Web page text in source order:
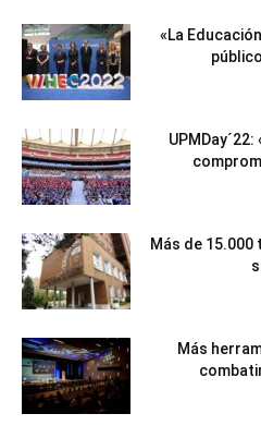
«La
Más de
Más